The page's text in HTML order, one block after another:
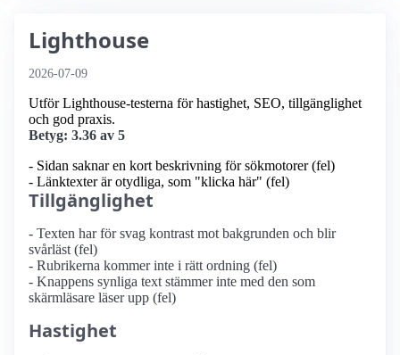
Lighthouse
2026-07-09
Utför Lighthouse-testerna för hastighet, SEO, tillgänglighet
och god praxis.
Betyg: 3.36 av 5
- Sidan saknar en kort beskrivning för sökmotorer (fel)
- Länktexter är otydliga, som "klicka här" (fel)
Tillgänglighet
- Texten har för svag kontrast mot bakgrunden och blir
svårläst (fel)
- Rubrikerna kommer inte i rätt ordning (fel)
- Knappens synliga text stämmer inte med den som
skärmläsare läser upp (fel)
Hastighet